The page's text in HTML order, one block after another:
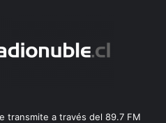
transmite a través del 89.7 FM